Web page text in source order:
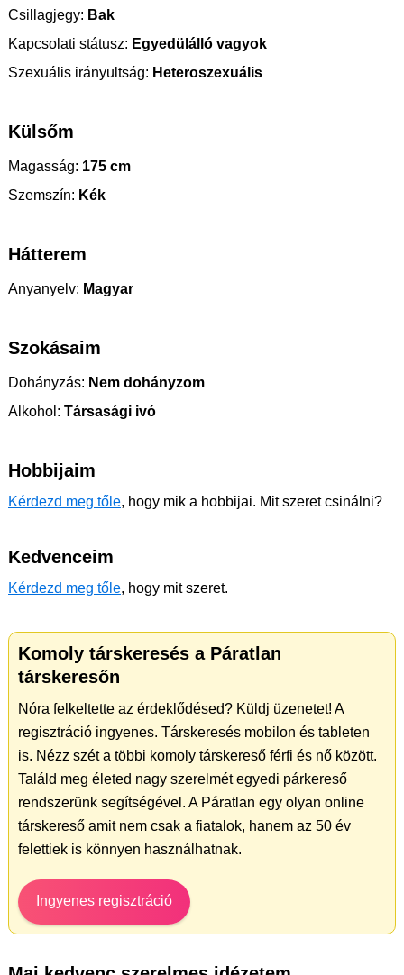
Csillagjegy: Bak
Kapcsolati státusz: Egyedülálló vagyok
Szexuális irányultság: Heteroszexuális
Külsőm
Magasság: 175 cm
Szemszín: Kék
Hátterem
Anyanyelv: Magyar
Szokásaim
Dohányzás: Nem dohányzom
Alkohol: Társasági ivó
Hobbijaim
Kérdezd meg tőle, hogy mik a hobbijai. Mit szeret csinálni?
Kedvenceim
Kérdezd meg tőle, hogy mit szeret.
Komoly társkeresés a Páratlan
társkeresőn
Nóra felkeltette az érdeklődésed? Küldj üzenetet! A
regisztráció ingyenes. Társkeresés mobilon és tableten
is. Nézz szét a többi komoly társkereső férfi és nő között.
Találd meg életed nagy szerelmét egyedi párkereső
rendszerünk segítségével. A Páratlan egy olyan online
társkereső amit nem csak a fiatalok, hanem az 50 év
felettiek is könnyen használhatnak.
Ingyenes regisztráció